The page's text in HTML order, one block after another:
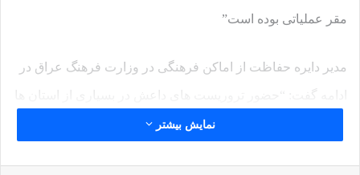
مقر عملیاتی بوده است”
مدیر دایره حفاظت از اماکن فرهنگی در وزارت فرهنگ عراق در
ادامه گفت: “حضور تروریست های داعش در بسیاری از استان ها
و از بین بردن اماکن تاریخی و دزدی و سرقت از این اماکن نیز در
نمایش بیشتر